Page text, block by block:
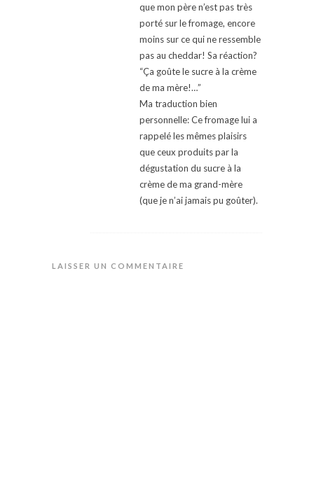
que mon père n’est pas très
porté sur le fromage, encore
moins sur ce qui ne ressemble
pas au cheddar! Sa réaction?
“Ça goûte le sucre à la crème
de ma mère!…”
Ma traduction bien
personnelle: Ce fromage lui a
rappelé les mêmes plaisirs
que ceux produits par la
dégustation du sucre à la
crème de ma grand-mère
(que je n’ai jamais pu goûter).
LAISSER UN COMMENTAIRE